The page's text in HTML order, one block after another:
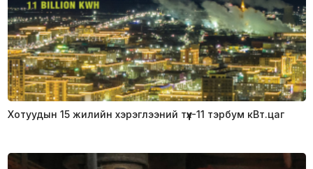
Хотуудын 15 жилийн хэрэглээний түүх-11 тэрбум кВт.цаг